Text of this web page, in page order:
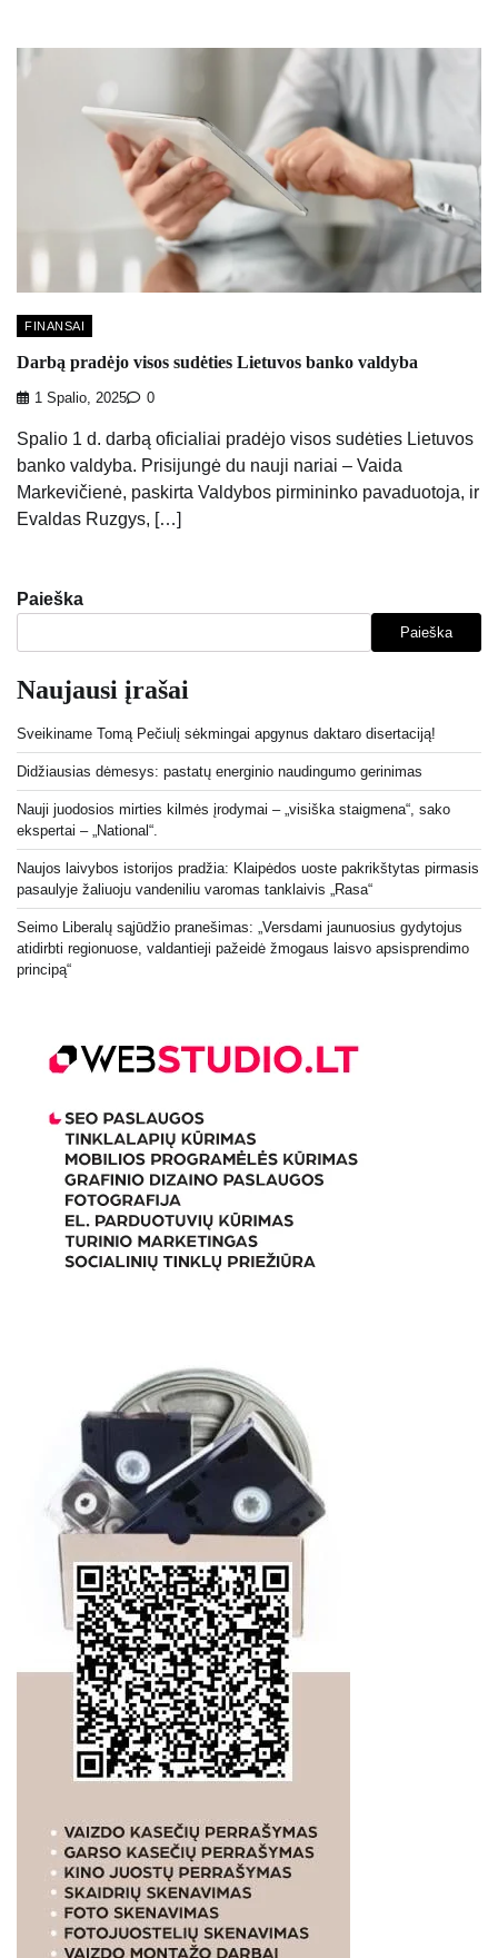
FINANSAI
Darbą pradėjo visos sudėties Lietuvos banko valdyba
1 Spalio, 2025 0
Spalio 1 d. darbą oficialiai pradėjo visos sudėties Lietuvos
banko valdyba. Prisijungė du nauji nariai – Vaida
Markevičienė, paskirta Valdybos pirmininko pavaduotoja, ir
Evaldas Ruzgys, […]
Paieška
Paieška
Naujausi įrašai
Sveikiname Tomą Pečiulį sėkmingai apgynus daktaro disertaciją!
Didžiausias dėmesys: pastatų energinio naudingumo gerinimas
Nauji juodosios mirties kilmės įrodymai – „visiška staigmena“, sako
ekspertai – „National“.
Naujos laivybos istorijos pradžia: Klaipėdos uoste pakrikštytas pirmasis
pasaulyje žaliuoju vandeniliu varomas tanklaivis „Rasa“
Seimo Liberalų sąjūdžio pranešimas: „Versdami jaunuosius gydytojus
atidirbti regionuose, valdantieji pažeidė žmogaus laisvo apsisprendimo
principą“